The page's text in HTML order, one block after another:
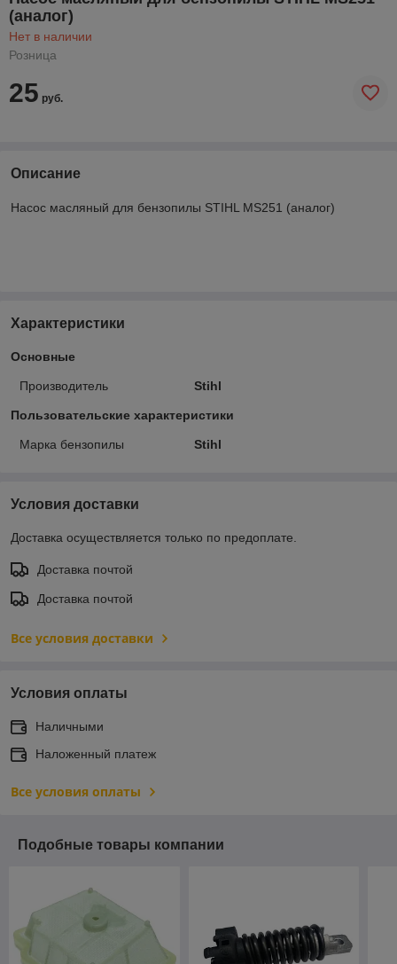
(аналог)
Нет в наличии
Розница
25 руб.
Описание
Насос масляный для бензопилы STIHL MS251 (аналог)
Характеристики
Основные
Производитель Stihl
Пользовательские характеристики
Марка бензопилы Stihl
Условия доставки
Доставка осуществляется только по предоплате.
Доставка почтой
Доставка почтой
Все условия доставки
Условия оплаты
Наличными
Наложенный платеж
Все условия оплаты
Подобные товары компании